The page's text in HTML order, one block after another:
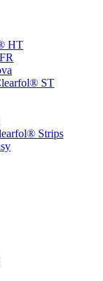
HT
ST
Strips